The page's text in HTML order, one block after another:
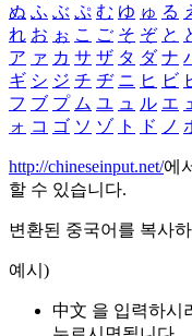
ぬ ふ ぶ ぷ む ゆ ゅ る
れ お ぉ こ ご そ ぞ と
ア ァ カ サ ザ タ ダ ナ
ギ シ ジ チ ヂ ニ ヒ ビ
フ ブ プ ム ユ ュ ル エ
ォ コ ゴ ソ ゾ ト ド ノ
http://chineseinput.net/에
할 수 있습니다.
변환된 중국어를 복사
예시)
中文 을 입력하시